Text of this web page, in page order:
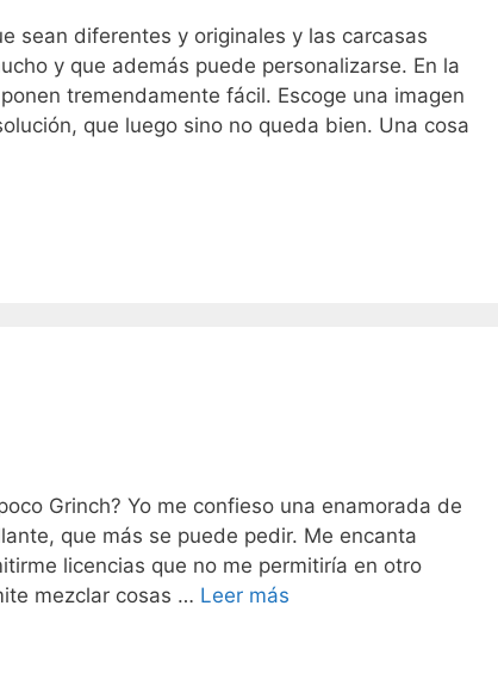
sean diferentes y originales y las carcasas
y que además puede personalizarse. En la
tremendamente fácil. Escoge una imagen
que luego sino no queda bien. Una cosa
Grinch? Yo me confieso una enamorada de
que más se puede pedir. Me encanta
licencias que no me permitiría en otro
mezclar cosas … Leer más